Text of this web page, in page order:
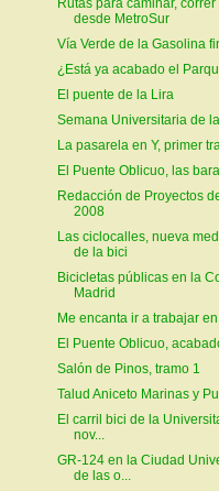
desde MetroSur
Vía Verde de la Gasolina
¿Está ya acabado el
El puente de la Lira
Semana Universitaria de
La pasarela en Y, primer
El Puente Oblicuo, las
Redacción de Proyectos
2008
Las ciclocalles, nueva
de la bici
Bicicletas públicas en la
Madrid
Me encanta ir a trabajar
El Puente Oblicuo,
Salón de Pinos, tramo 1
Talud Aniceto Marinas y
El carril bici de la
nov...
GR-124 en la Ciudad
de las o...